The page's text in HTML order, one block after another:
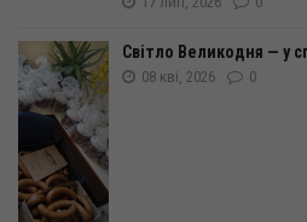
Світло Великодня — у
08 кві, 2026 0